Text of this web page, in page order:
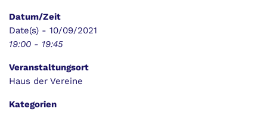
Datum/Zeit
Date(s) - 10/09/2021
19:00 - 19:45
Veranstaltungsort
Haus der Vereine
Kategorien